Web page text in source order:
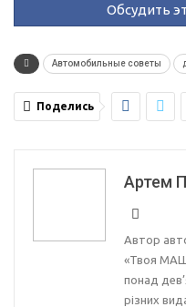
Обсудить
Автомобильные советы
Поделись
Артем
Автор
«Твоя
понад
різних